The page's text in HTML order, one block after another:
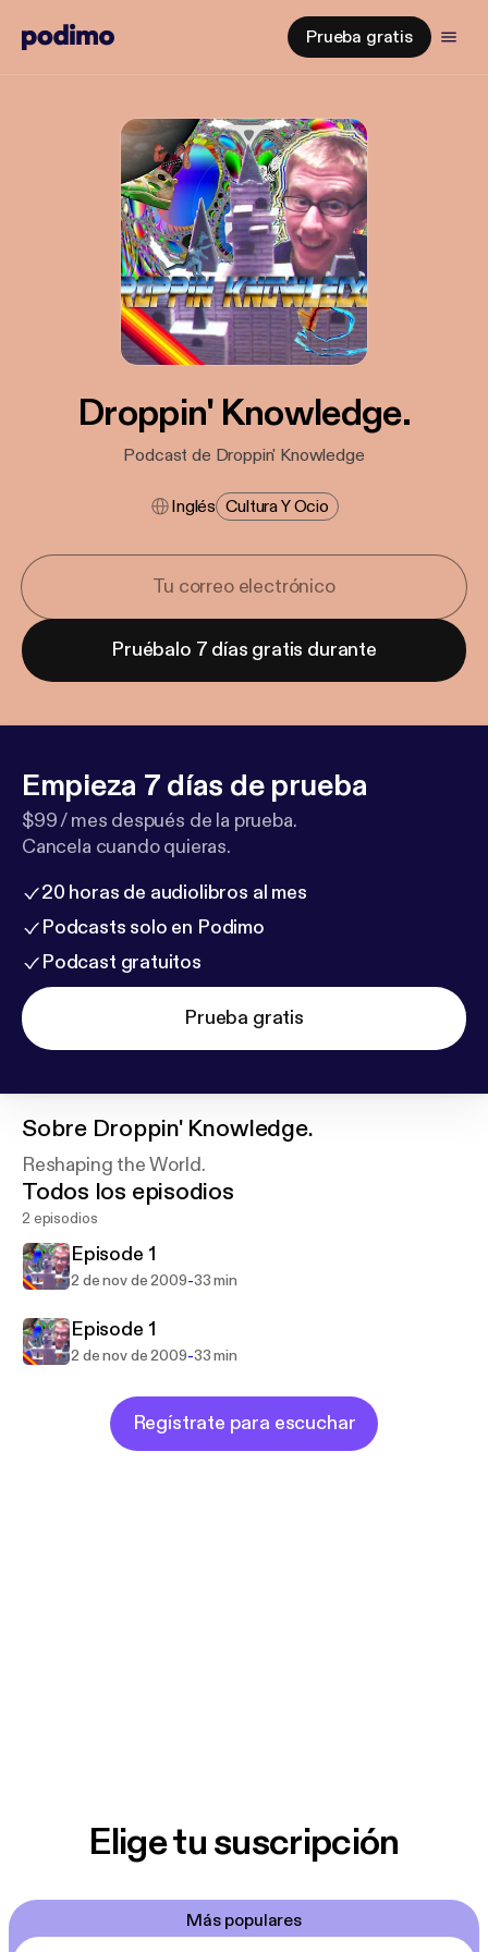
Prueba gratis
Droppin' Knowledge.
Podcast de Droppin' Knowledge
Inglés Cultura Y Ocio
Pruébalo 7 días gratis durante
Empieza 7 días de prueba
$99 / mes después de la prueba.
Cancela cuando quieras.
20 horas de audiolibros al mes
Podcasts solo en Podimo
Podcast gratuitos
Prueba gratis
Sobre Droppin' Knowledge.
Reshaping the World.
Todos los episodios
2 episodios
Episode 1
2 de nov de 2009-33 min
Episode 1
2 de nov de 2009-33 min
Regístrate para escuchar
Elige tu suscripción
Más populares